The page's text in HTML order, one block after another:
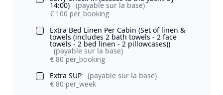
14:00)
(payable sur la base)
€ 100 per_booking
Extra Bed Linen Per Cabin (Set of linen &
towels (includes 2 bath towels - 2 face
towels - 2 bed linen - 2 pillowcases))
(payable sur la base)
€ 80 per_booking
Extra SUP
(payable sur la base)
€ 80 per_week